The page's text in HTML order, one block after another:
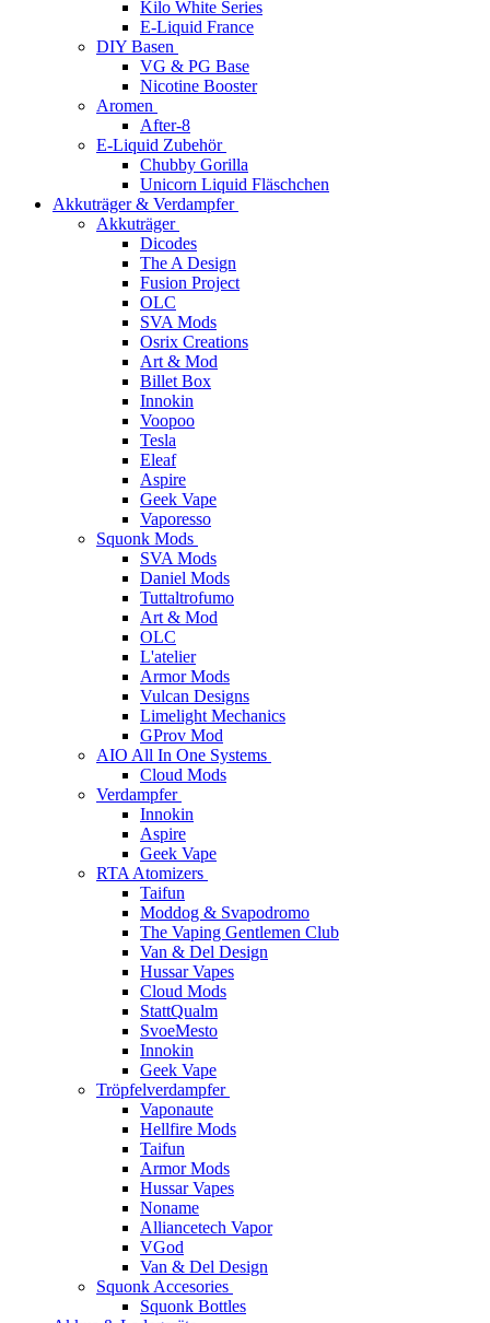
Kilo White Series
E-Liquid France
DIY Basen
VG & PG Base
Nicotine Booster
Aromen
After-8
E-Liquid Zubehör
Chubby Gorilla
Unicorn Liquid Fläschchen
Akkuträger & Verdampfer
Akkuträger
Dicodes
The A Design
Fusion Project
OLC
SVA Mods
Osrix Creations
Art & Mod
Billet Box
Innokin
Voopoo
Tesla
Eleaf
Aspire
Geek Vape
Vaporesso
Squonk Mods
SVA Mods
Daniel Mods
Tuttaltrofumo
Art & Mod
OLC
L'atelier
Armor Mods
Vulcan Designs
Limelight Mechanics
GProv Mod
AIO All In One Systems
Cloud Mods
Verdampfer
Innokin
Aspire
Geek Vape
RTA Atomizers
Taifun
Moddog & Svapodromo
The Vaping Gentlemen Club
Van & Del Design
Hussar Vapes
Cloud Mods
StattQualm
SvoeMesto
Innokin
Geek Vape
Tröpfelverdampfer
Vaponaute
Hellfire Mods
Taifun
Armor Mods
Hussar Vapes
Noname
Alliancetech Vapor
VGod
Van & Del Design
Squonk Accesories
Squonk Bottles